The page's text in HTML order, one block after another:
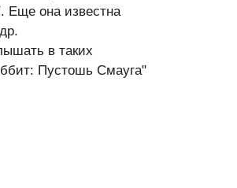
Еще она известна
в таких
Пустошь Смауга"